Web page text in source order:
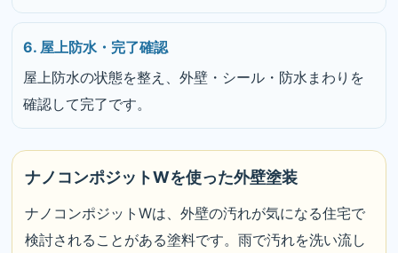
6. 屋上防水・完了確認
屋上防水の状態を整え、外壁・シール・防水まわりを
確認して完了です。
ナノコンポジットWを使った外壁塗装
ナノコンポジットWは、外壁の汚れが気になる住宅で
検討されることがある塗料です。雨で汚れを洗い流し